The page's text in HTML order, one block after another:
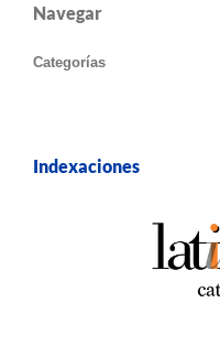
Navegar
Categorías
Indexaciones